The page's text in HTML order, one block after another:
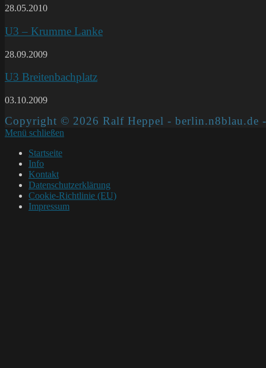
28.05.2010
U3 – Krumme Lanke
28.09.2009
U3 Breitenbachplatz
03.10.2009
Copyright © 2026 Ralf Heppel - berlin.n8blau.de
Menü schließen
Startseite
Info
Kontakt
Datenschutzerklärung
Cookie-Richtlinie (EU)
Impressum